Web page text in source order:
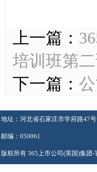
上一篇：
培训班第二
下一篇：
地址：河北省石家庄市学府路47号
邮编：050061
版权所有 365上市公司(英国)集团-